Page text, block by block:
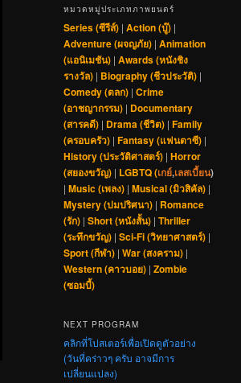
หมวดหมู่ประเภทภาพยนตร์
Series (ซีรีส์) | Action (บู๊) |
Adventure (ผจญภัย) | Animation
(แอนิเมชัน) | Awards (หนังชิง
รางวัล) | Biography (ชีวประวัติ) |
Comedy (ตลก) | Crime
(อาชญากรรม) | Documentary
(สารคดี) | Drama (ชีวิต) | Family
(ครอบครัว) | Fantasy (แฟนตาซี) |
History (ประวัติศาสตร์) | Horror
(สยองขวัญ) | LGBTQ (เกย์,เลสเบี้ยน)
| Music (เพลง) | Musical (มิวสิคัล) |
Mystery (ปมปริศนา) | Romance
(รัก) | Short (หนังสั้น) | Thriller
(ระทึกขวัญ) | Sci-Fi (วิทยาศาสตร์) |
Sport (กีฬา) | War (สงคราม) |
Western (คาวบอย) | Zombie
(ซอมบี้)
NEXT PROGRAM
คลิกที่โปสเตอร์เพื่อเปิดดูตัวอย่าง
(วันที่คร่าวๆ ครับ อาจมีการ
เปลี่ยนแปลง)